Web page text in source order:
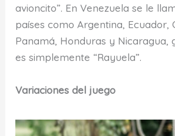
avioncito”. En Venezuela se le
países como Argentina, Ecuador,
Panamá, Honduras y Nicaragua,
es simplemente “Rayuela”.
Variaciones del juego